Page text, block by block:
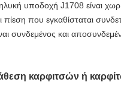
υποδοχή J1708 είναι
πίεση που εγκαθίσταται
συνδεμένος και
καρφιτσών ή